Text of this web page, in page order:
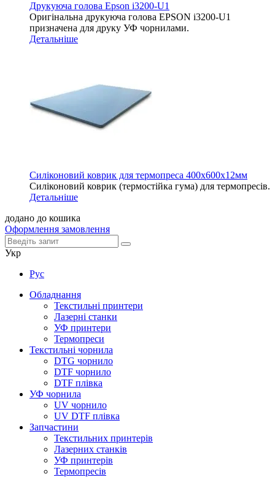
Друкуюча голова Epson i3200-U1
Оригінальна друкуюча голова EPSON i3200-U1
призначена для друку УФ чорнилами.
Детальніше
Силіконовий коврик для термопреса 400х600х12мм
Силіконовий коврик (термостійка гума) для термопресів.
Детальніше
додано до кошика
Оформлення замовлення
Укр
Рус
Обладнання
Текстильні принтери
Лазерні станки
УФ принтери
Термопреси
Текстильні чорнила
DTG чорнило
DTF чорнило
DTF плівка
УФ чорнила
UV чорнило
UV DTF плівка
Запчастини
Текстильних принтерів
Лазерних станків
УФ принтерів
Термопресів